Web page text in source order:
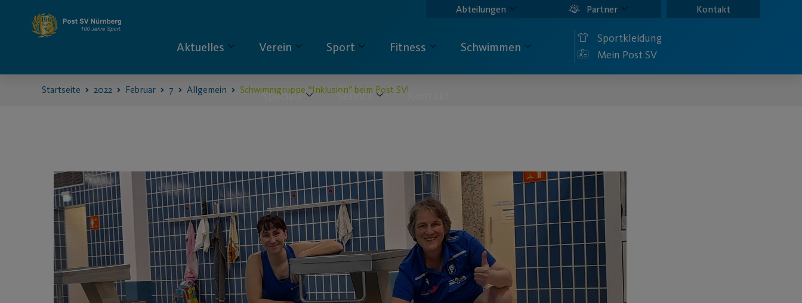
Abteilungen Partner Kontakt
Aktuelles Verein Sport Fitness Schwimmen
Specials Service Kontakt
Sportkleidung
Mein Post SV
Startseite 2022 Februar 7 Allgemein Schwimmgruppe “Inklusion” beim Post SV!